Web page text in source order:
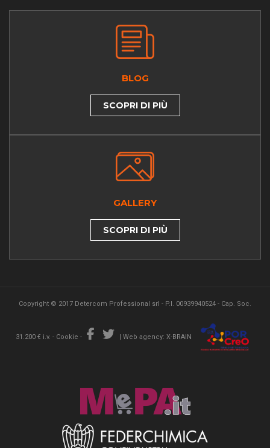
BLOG
SCOPRI DI PIÙ
GALLERY
SCOPRI DI PIÙ
Copyright © 2017 Detercom Professional srl - P.I. 00939940524 - Cap. Soc.
31.200 € i.v. - Cookie - | Web agency: X-BRAIN